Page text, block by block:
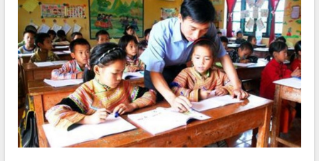
HỆ THỐNG VĂN BẢN
VĂN BẢN HĐND TỈNH
ĐIỂM TIN VĂN BẢN
QUY HOẠCH - KẾ HOẠCH